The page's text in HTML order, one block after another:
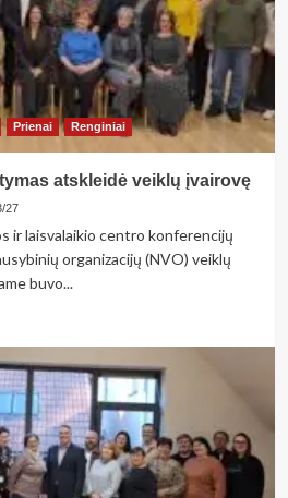
Prienai Renginiai
atskleidė veiklų įvairovę
27
ir laisvalaikio centro konferencijų
organizacijų (NVO) veiklų
buvo...